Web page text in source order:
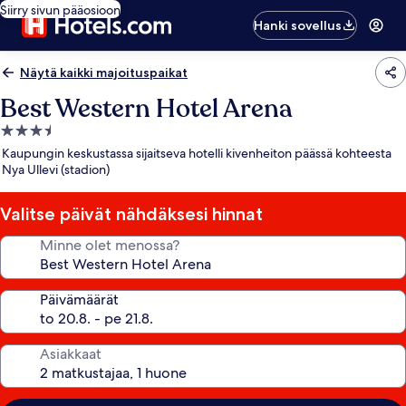
Siirry sivun pääosioon
Hanki sovellus
Näytä kaikki majoituspaikat
Best Western Hotel Arena
3.5
tähden
majoituspaikka
Kaupungin keskustassa sijaitseva hotelli kivenheiton päässä kohteesta
Nya Ullevi (stadion)
Valitse päivät nähdäksesi hinnat
Minne olet menossa?
Päivämäärät
Asiakkaat